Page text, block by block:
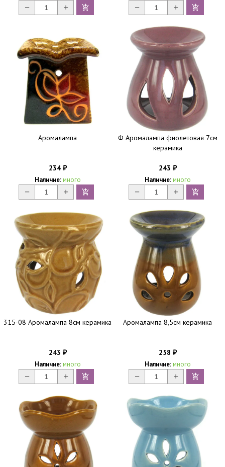
Аромалампа
234 ₽
Наличие: много
Ф Аромалампа фиолетовая 7см
керамика
243 ₽
Наличие: много
315-08 Аромалампа 8см керамика
243 ₽
Наличие: много
Аромалампа 8,5см керамика
258 ₽
Наличие: много